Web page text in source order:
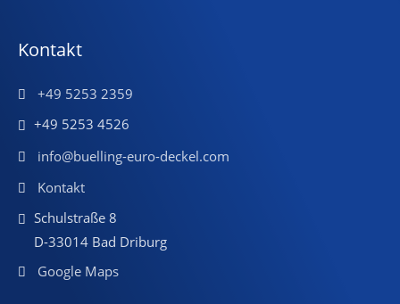
Kontakt
+49 5253 2359
+49 5253 4526
info@buelling-euro-deckel.com
Kontakt
Schulstraße 8
D-33014 Bad Driburg
Google Maps